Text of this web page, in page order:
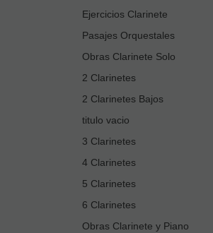
Ejercicios Clarinete
Pasajes Orquestales
Obras Clarinete Solo
2 Clarinetes
2 Clarinetes Bajos
titulo vacio
3 Clarinetes
4 Clarinetes
5 Clarinetes
6 Clarinetes
Obras Clarinete y Piano